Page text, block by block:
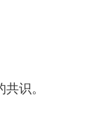
识。